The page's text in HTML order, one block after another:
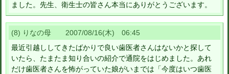
ました。先生、衛生士の皆さん本当にありがとうございます。
(8) りなの母 2007/08/16(木) 06:45
最近引越ししてきたばかりで良い歯医者さんはないかと探して
いたら、たまたま知り合いの紹介で通院をはじめました。あれ
だけ歯医者さんを怖がっていた娘がいまでは「今度はいつ歯医